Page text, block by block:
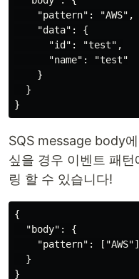
    "pattern": "AWS",
    "data": {
      "id": "test",
      "name": "test"
    }
  }
SQS message body
싶을 경우 이벤트 패
링 할 수 있습니다!
{
  "body": {
    "pattern": ["AWS"]
  }